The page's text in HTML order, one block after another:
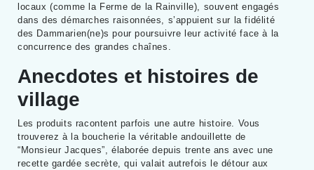
locaux (comme la Ferme de la Rainville), souvent engagés
dans des démarches raisonnées, s’appuient sur la fidélité
des Dammarien(ne)s pour poursuivre leur activité face à la
concurrence des grandes chaînes.
Anecdotes et histoires de
village
Les produits racontent parfois une autre histoire. Vous
trouverez à la boucherie la véritable andouillette de
“Monsieur Jacques”, élaborée depuis trente ans avec une
recette gardée secrète, qui valait autrefois le détour aux